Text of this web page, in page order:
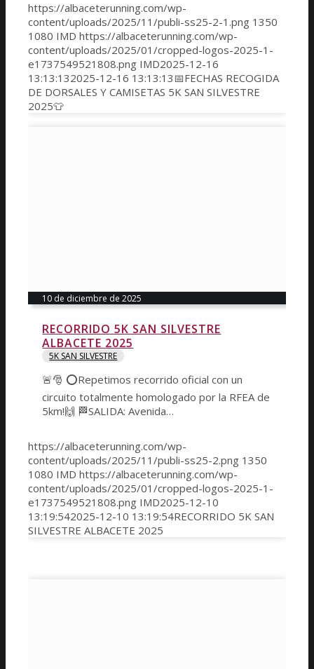
https://albaceterunning.com/wp-
content/uploads/2025/11/publi-ss25-2-1.png 1350
1080 IMD https://albaceterunning.com/wp-
content/uploads/2025/01/cropped-logos-2025-1-
e1737549521808.png IMD2025-12-16
13:13:132025-12-16 13:13:13 📅FECHAS RECOGIDA
DE DORSALES Y CAMISETAS 5K SAN SILVESTRE
2025👕
RECORRIDO 5K SAN SILVESTRE
ALBACETE 2025
5K SAN SILVESTRE
🚨🎅 ⭕️Repetimos recorrido oficial con un
circuito totalmente homologado por la RFEA de
5km!🙌 🏁SALIDA: Avenida…
10 de diciembre de 2025
https://albaceterunning.com/wp-
content/uploads/2025/11/publi-ss25-2.png 1350
1080 IMD https://albaceterunning.com/wp-
content/uploads/2025/01/cropped-logos-2025-1-
e1737549521808.png IMD2025-12-10
13:19:542025-12-10 13:19:54RECORRIDO 5K SAN
SILVESTRE ALBACETE 2025